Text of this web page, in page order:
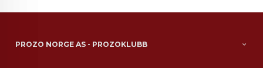
PROZO NORGE AS - PROZOKLUBB